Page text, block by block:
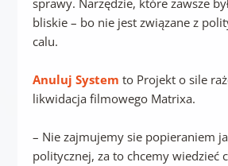
sprawy. Narzędzie, które zawsze
bliskie – bo nie jest związane z
calu.
Anuluj System to Projekt o sile
likwidacja filmowego Matrixa.
– Nie zajmujemy sie popieraniem
politycznej, za to chcemy wiedzieć